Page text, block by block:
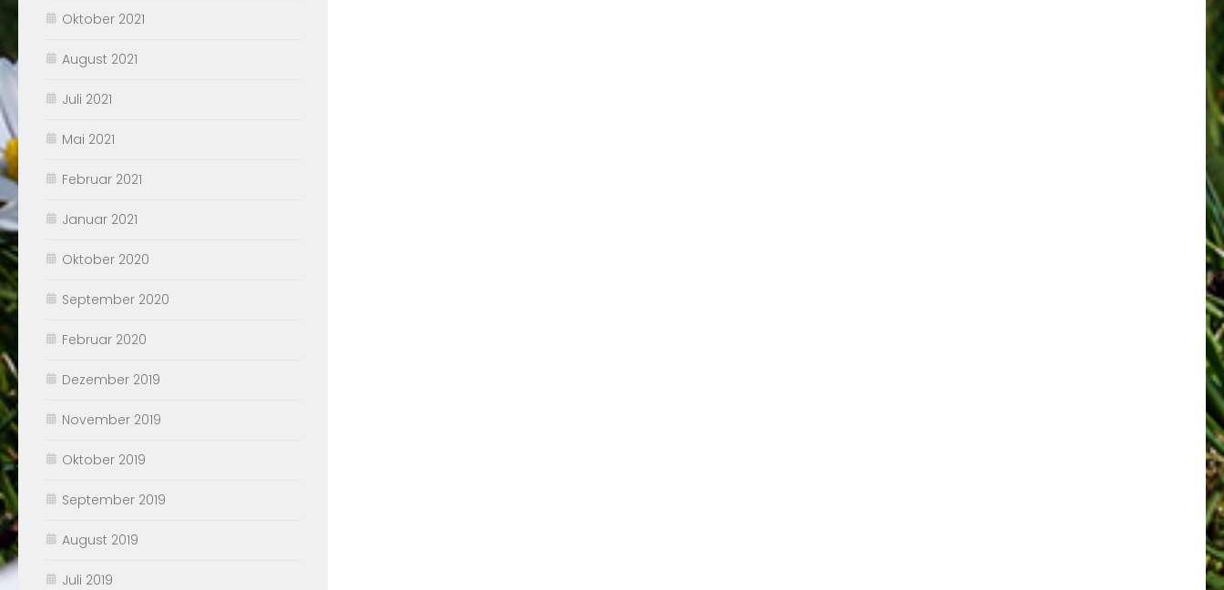
Oktober 2021
August 2021
Juli 2021
Mai 2021
Februar 2021
Januar 2021
Oktober 2020
September 2020
Februar 2020
Dezember 2019
November 2019
Oktober 2019
September 2019
August 2019
Juli 2019